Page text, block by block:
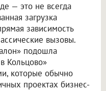
— это не всегда
загрузка
зависимость
вызовы.
подошла
Кольцово»
которые обычно
проектах бизнес-